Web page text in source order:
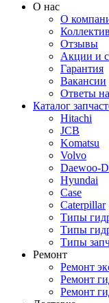
О нас
О
Коллектив
Отзывы
Акции и
Гарантия
Вакансии
Ответы
Каталог
Hitachi
JCB
Komatsu
Volvo
Daewoo-
Hyundai
Case
Caterpillar
Типы
Типы
Типы
Ремонт
Ремонт
Ремонт
Ремонт